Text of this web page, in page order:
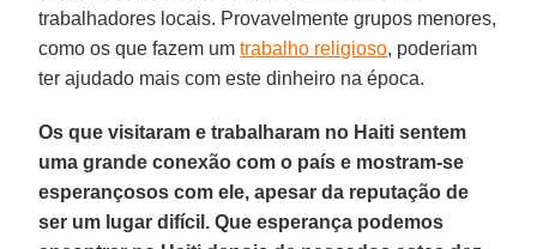
trabalhadores locais. Provavelmente grupos menores,
como os que fazem umtrabalho religioso, poderiam
ter ajudado mais com este dinheiro na época.
Os que visitaram e trabalharam no Haiti sentem
uma grande conexão com o país e mostram-se
esperançosos com ele, apesar da reputação de
ser um lugar difícil. Que esperança podemos